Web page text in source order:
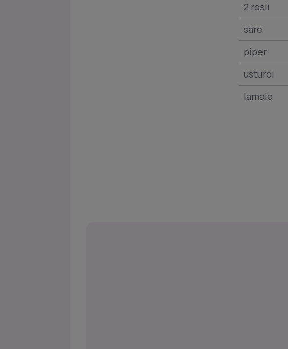
2 rosii
sare
piper
usturoi
lamaie